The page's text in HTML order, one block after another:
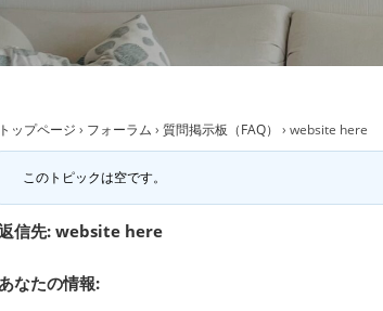
トップページ › フォーラム › 質問掲示板（FAQ） › website here
このトピックは空です。
信先: website here
なたの情報: